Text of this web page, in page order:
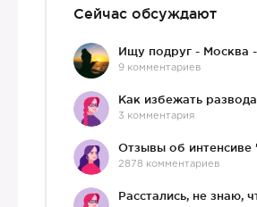
Сейчас обсуждают
9 комментариев
Как избежать развода
3 комментария
2878 комментариев